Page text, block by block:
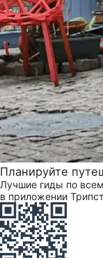
Планируйте
Лучшие гиды по
в приложении